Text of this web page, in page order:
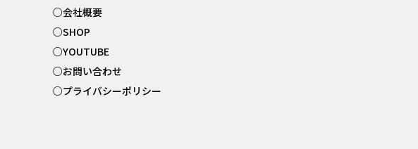
○会社概要
○SHOP
○YOUTUBE
○お問い合わせ
○プライバシーポリシー